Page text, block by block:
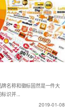
名称和徽标固然是一件大
识并...
2019-01-08